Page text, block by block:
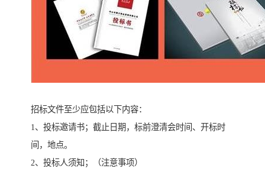
招标文件至少应包括以下内容：
1、投标邀请书；截止日期，标前澄清会时间、开标时
间，地点。
2、投标人须知；（注意事项）